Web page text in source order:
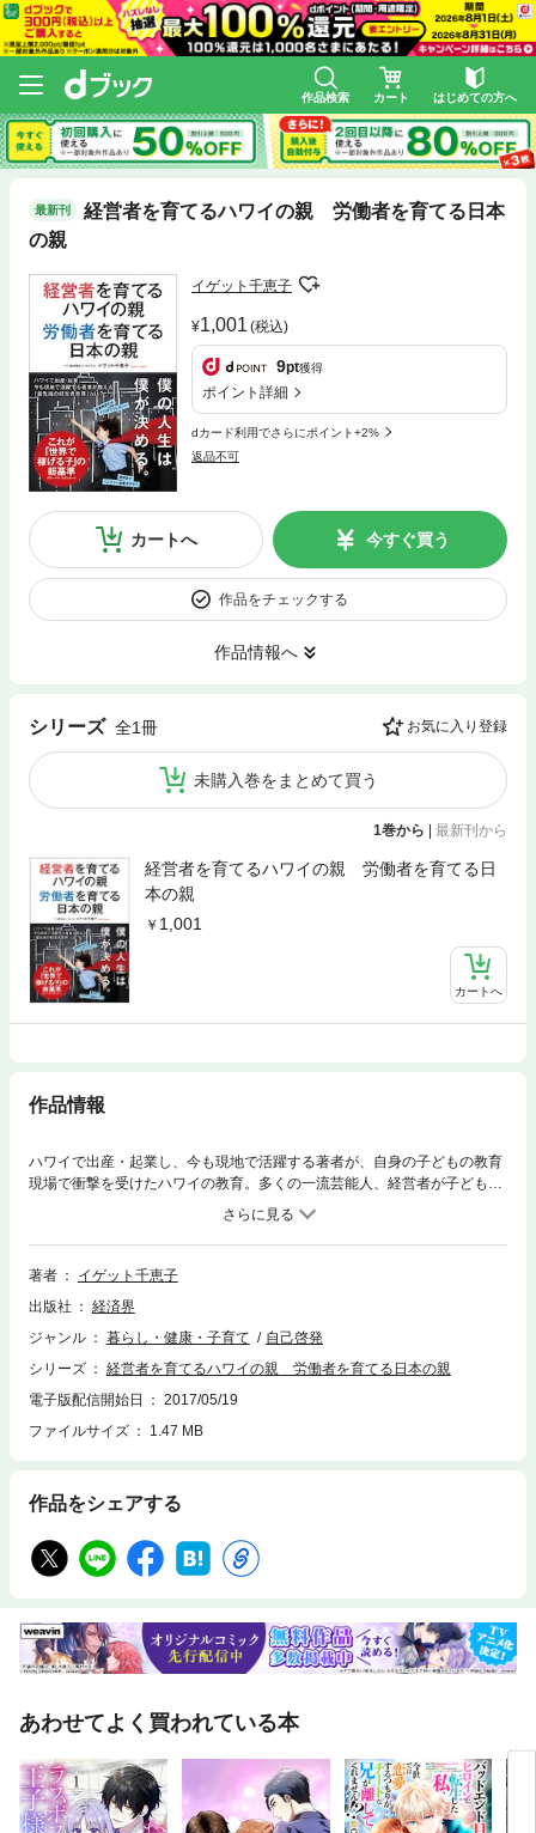
作品検索 カート はじめての方へ
最新刊
経営者を育てるハワイの親 労働者を育てる日本
の親
イゲット千恵子
1,001 (税込)
9pt獲得
ポイント詳細
dカード利用でさらにポイント+2%
返品不可
カートへ 今すぐ買う
作品をチェックする
作品情報へ
シリーズ 全1冊 お気に入り登録
未購入巻をまとめて買う
1巻から | 最新刊から
経営者を育てるハワイの親 労働者を育てる日
本の親
1,001
カートへ
作品情報
ハワイで出産・起業し、今も現地で活躍する著者が、自身の子どもの教育
現場で衝撃を受けたハワイの教育。多くの一流芸能人、経営者が子どもを
連れて「ハワイ移住」している理由が今、明らかに！・人生にかかるお金
を計算させるリアルでシビアな金銭教育・Make Money――お金は自分で
つくるもの・ハワイ母さんの金銭哲学は「お金は回しなさい」・タイムマ
ネジメント教育で集中力アップ・説得する文化が「プレゼン力」を育て
きたとしても、終身雇用や年金はあてになりません。だから企業に籍を置
きながらも起業したり、自分で稼いでいける力が求められます。起業家の
を育てるための「最先端の経営者教育」がハワイにあります。「お金はも
らうもの」ではなく「つくるもの」――この経営者の思考が教育にも反映
されているのです。子どもがハワイの教育の恩恵を最大に受けるためには
どうしたらいいのか？国際的に活躍する子どもを育てるための親の心構え
著者
イゲット千恵子
出版社
経済界
ジャンル
暮らし・健康・子育て
自己啓発
シリーズ
経営者を育てるハワイの親 労働者を育てる日本の親
電子版配信開始日
2017/05/19
ファイルサイズ
1.47 MB
作品をシェアする
あわせてよく買われている本